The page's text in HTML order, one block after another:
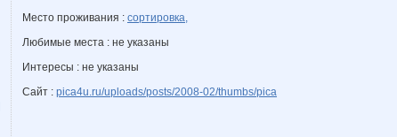
Место проживания : сортировка,
Любимые места : не указаны
Интересы : не указаны
Сайт : pica4u.ru/uploads/posts/2008-02/thumbs/pica